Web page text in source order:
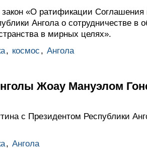
«О ратификации
Ангола о сотрудничестве в
в мирных целях».
, космос , Ангола
Жоау Мануэлом
с Президентом Республики
, Ангола